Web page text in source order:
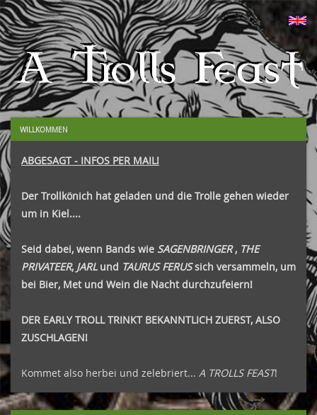
WILLKOMMEN
ABGESAGT - INFOS PER MAIL!
Der Trollkönich hat geladen und die Trolle gehen wieder
um in Kiel....
Seid dabei, wenn Bands wie SAGENBRINGER, THE
PRIVATEER, JARLund TAURUS FERUSsich versammeln, um
bei Bier, Met und Wein die Nacht durchzufeiern!
DER EARLY TROLL TRINKT BEKANNTLICH ZUERST, ALSO
ZUSCHLAGEN!
Kommet also herbei und zelebriert... A TROLLS FEAST!